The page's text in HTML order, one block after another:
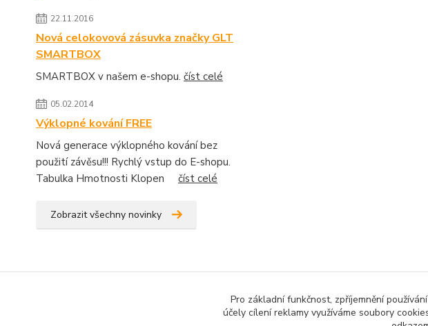
22.11.2016
Nová celokovová zásuvka značky GLT
SMARTBOX
SMARTBOX v našem e-shopu. číst celé
05.02.2014
Výklopné kování FREE
Nová generace výklopného kování bez
použití závěsu!!! Rychlý vstup do E-shopu.
Tabulka Hmotnosti Klopen číst celé
Zobrazit všechny novinky
Pro základní funkčnost, zpříjemnění
účely cílení reklamy využíváme soubory